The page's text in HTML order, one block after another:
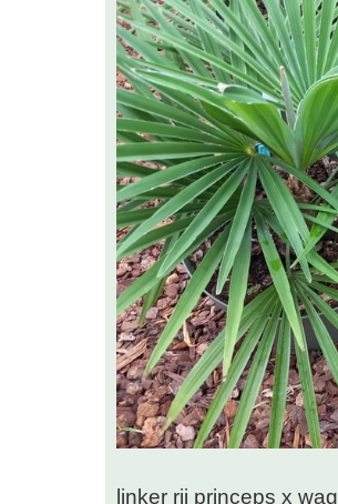
linker rij princeps x